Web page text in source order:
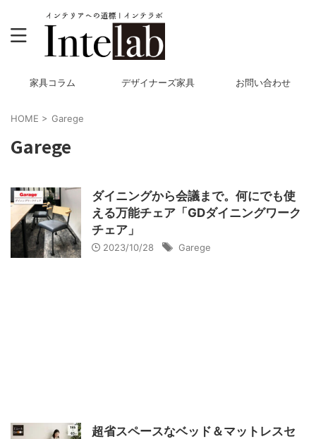
家具コラム デザイナーズ家具 お問い合わせ
HOME > Garege
Garege
ダイニングから会議まで。何にでも使
える万能チェア「GDダイニングワーク
チェア」
2023/10/28 Garege
超省スペースなベッド＆マットレスセ